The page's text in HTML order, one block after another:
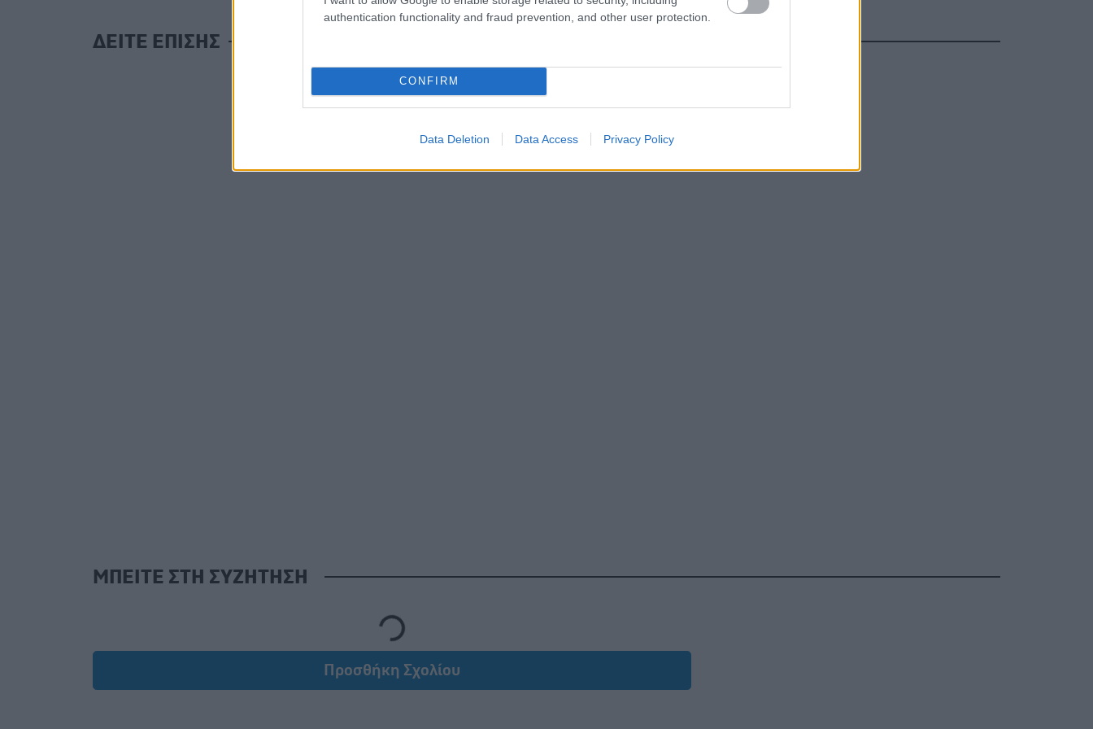
authentication functionality and fraud prevention, and other user protection.
CONFIRM
Data Deletion Data Access Privacy Policy
ΔΕΙΤΕ ΕΠΙΣΗΣ
ΜΠΕΙΤΕ ΣΤΗ ΣΥΖΗΤΗΣΗ
Loading...
Προσθήκη Σχολίου